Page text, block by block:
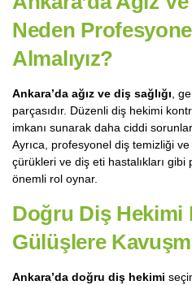
Neden
Almalıyız?
Ankara’da ağız ve diş sağlığı ,
parçasıdır. Düzenli diş hekimi
imkanı sunarak daha ciddi
Ayrıca, profesyonel diş temizliği
çürükleri ve diş eti hastalıkları
önemli rol oynar.
Doğru Diş Hekimi
Gülüşlere
Ankara’da doğru diş hekimi